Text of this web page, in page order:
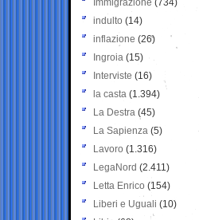
Immigrazione (734)
indulto (14)
inflazione (26)
Ingroia (15)
Interviste (16)
la casta (1.394)
La Destra (45)
La Sapienza (5)
Lavoro (1.316)
LegaNord (2.411)
Letta Enrico (154)
Liberi e Uguali (10)